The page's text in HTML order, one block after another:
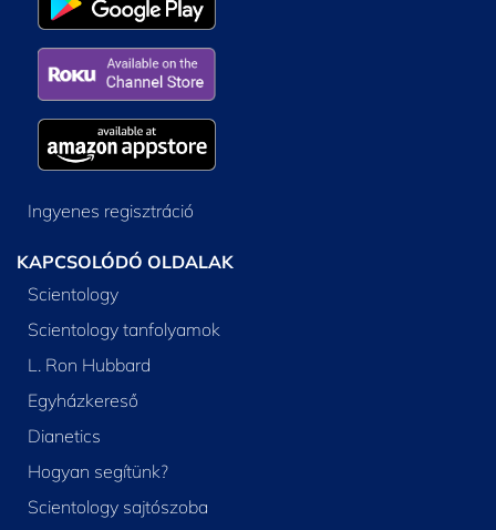
Ingyenes regisztráció
KAPCSOLÓDÓ OLDALAK
Scientology
Scientology tanfolyamok
L. Ron Hubbard
Egyházkereső
Dianetics
Hogyan segítünk?
Scientology sajtószoba